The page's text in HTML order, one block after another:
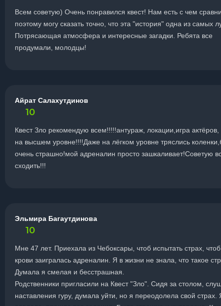
Всем советую) Очень понравился квест! Нам есть с чем
поэтому могу сказать точно, что эта "история" одна из самых
Потрясающая атмосфера и интересные загадки. Ребята все
продумали, молодцы!
Айрат Салахутдинов
10
Квест Зло рекомендую всем!!!!!антураж, локации,игра актёров,
на высшем уровне!!!!Даже на лёгком уровне тряслись
очень страшно!мой адреналин просто зашкаливает!Советую
сходить!!!
Эльмира Багаутдинова
10
Мне 47 лет. Приехала из Чебоксары, чтоб испытать страх,
крови заигралась адреналин. Я в жизни не знала, что такое
Думала я смелая и бесстрашная.
Родственники пригласили на Квест "Зло". Сидя за столом,
наставления гуру, думала уйти, но я переодолела свой страх.